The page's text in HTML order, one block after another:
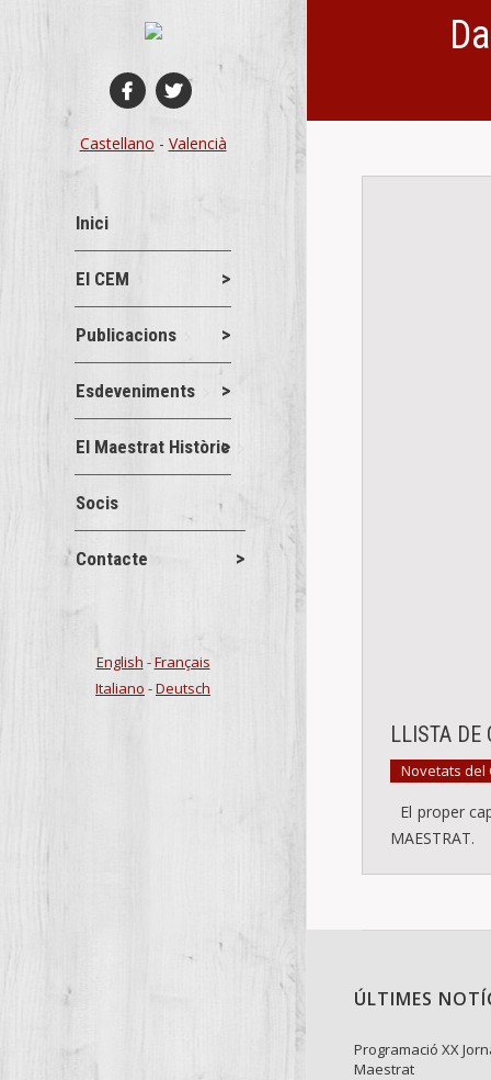
Castellano - Valencià
Inici
El CEM
Publicacions
Esdeveniments
El Maestrat Històric
Socis
Contacte
English -Français
Italiano -Deutsch
LLISTA DE
Novetats del
El proper
MAESTRAT.
ÚLTIMES
Programació XX
Maestrat